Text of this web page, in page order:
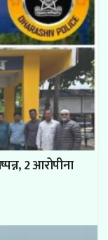
2 आरोपीना